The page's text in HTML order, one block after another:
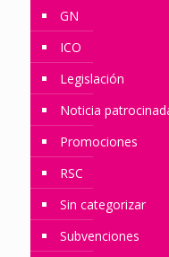
GN
ICO
Legislación
Noticia
Promociones
RSC
Sin categorizar
Subvenciones